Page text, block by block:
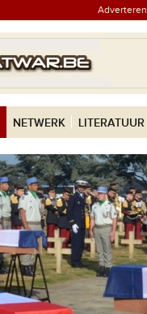
Adverteren
NETWERK LITERATUUR